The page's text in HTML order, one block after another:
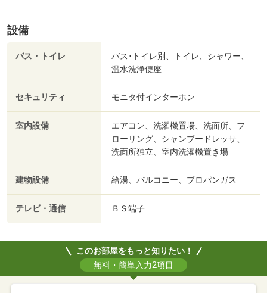
設備
バス・トイレ
バス･トイレ別、トイレ、シャワー、
温水洗浄便座
セキュリティ モニタ付インターホン
室内設備
エアコン、洗濯機置場、洗面所、フ
ローリング、シャンプードレッサ、
洗面所独立、室内洗濯機置き場
建物設備 給湯、バルコニー、プロパンガス
テレビ・通信 ＢＳ端子
このお部屋をもっと知りたい！
無料・簡単入力2項目